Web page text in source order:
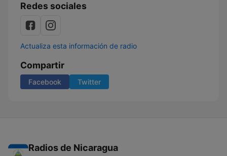
Redes sociales
Actualiza esta información de radio
Compartir
Facebook Twitter
Radios de Nicaragua